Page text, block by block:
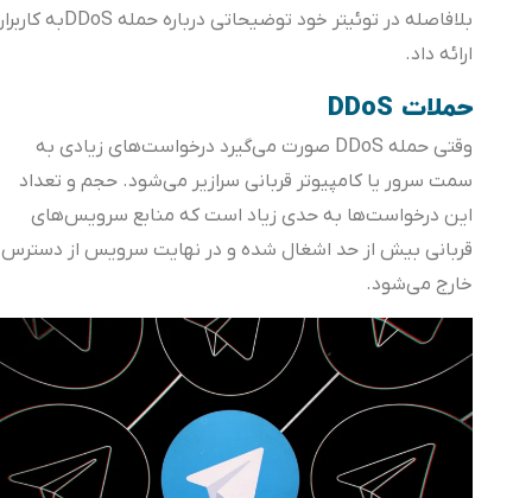
بلافاصله در توئیتر خود توضیحاتی درباره حمله DDoSبه کاربران
ارائه داد.
حملات DDoS
وقتی حمله DDoS صورت می‌گیرد درخواست‌های زیادی به
سمت سرور یا کامپیوتر قربانی سرازیر می‌شود. حجم و تعداد
این درخواست‌ها به حدی زیاد است که منابع سرویس‌های
قربانی بیش از حد اشغال شده و در نهایت سرویس از دسترس
خارج می‌شود.